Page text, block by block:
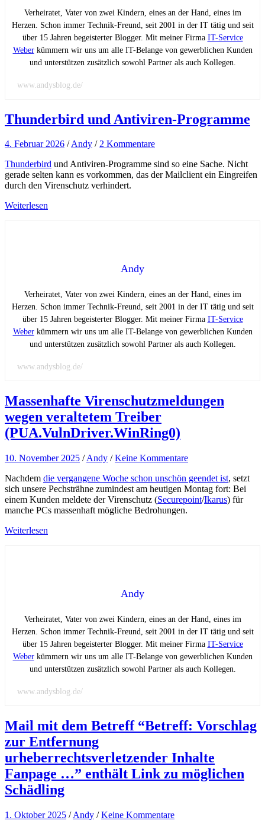
Verheiratet, Vater von zwei Kindern, eines an der Hand, eines im
Herzen. Schon immer Technik-Freund, seit 2001 in der IT tätig und seit
über 15 Jahren begeisterter Blogger. Mit meiner Firma IT-Service
Weberkümmern wir uns um alle IT-Belange von gewerblichen Kunden
und unterstützen zusätzlich sowohl Partner als auch Kollegen.
www.andysblog.de/
Thunderbird und Antiviren-Programme
4. Februar 2026 /Andy /2 Kommentare
Thunderbird und Antiviren-Programme sind so eine Sache. Nicht
gerade selten kann es vorkommen, das der Mailclient ein Eingreifen
durch den Virenschutz verhindert.
Weiterlesen
Andy
Verheiratet, Vater von zwei Kindern, eines an der Hand, eines im
Herzen. Schon immer Technik-Freund, seit 2001 in der IT tätig und seit
über 15 Jahren begeisterter Blogger. Mit meiner Firma IT-Service
Weberkümmern wir uns um alle IT-Belange von gewerblichen Kunden
und unterstützen zusätzlich sowohl Partner als auch Kollegen.
www.andysblog.de/
Massenhafte Virenschutzmeldungen
wegen veraltetem Treiber
(PUA.VulnDriver.WinRing0)
10. November 2025 /Andy /Keine Kommentare
Nachdem die vergangene Woche schon unschön geendet ist, setzt
sich unsere Pechsträhne zumindest am heutigen Montag fort: Bei
einem Kunden meldete der Virenschutz (Securepoint/Ikarus) für
manche PCs massenhaft mögliche Bedrohungen.
Weiterlesen
Andy
Verheiratet, Vater von zwei Kindern, eines an der Hand, eines im
Herzen. Schon immer Technik-Freund, seit 2001 in der IT tätig und seit
über 15 Jahren begeisterter Blogger. Mit meiner Firma IT-Service
Weberkümmern wir uns um alle IT-Belange von gewerblichen Kunden
und unterstützen zusätzlich sowohl Partner als auch Kollegen.
www.andysblog.de/
Mail mit dem Betreff “Betreff: Vorschlag
zur Entfernung
urheberrechtsverletzender Inhalte
Fanpage …” enthält Link zu möglichen
Schädling
1. Oktober 2025 /Andy /Keine Kommentare